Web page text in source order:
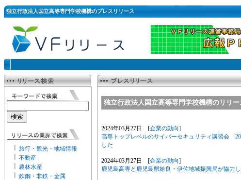
独立行政法人国立高等専門学校機構のプレスリリース
旅行・観光・地域情報
不動産
農林水産
鉄鋼・非鉄・金属
独立行政法人国立高等専門学校機構のリリ
2024年03月27日 [企業の動向]
高専トップレベルのサイバーセキュリティ講習会「
した
2024年03月27日 [企業の動向]
鹿児島高専と鹿児島県姶良・伊佐地域振興局が協力